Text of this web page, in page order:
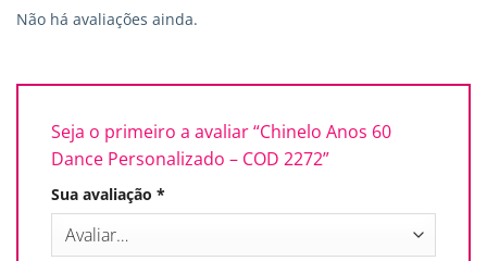
Não há avaliações ainda.
Seja o primeiro a avaliar “Chinelo Anos 60
Dance Personalizado – COD 2272”
Sua avaliação *